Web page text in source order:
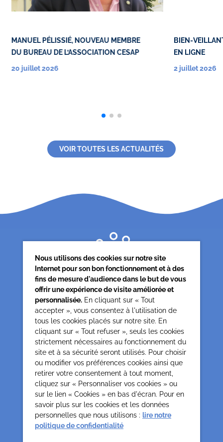
MANUEL PÉLISSIÉ, NOUVEAU MEMBRE
DU BUREAU DE L’ASSOCIATION CESAP
20 juillet 2026
BIEN-
EN LIGNE
2 juillet 2026
VOIR TOUTES LES ACTUALITÉS
Siège associatif
62 rue de la glacière
75013 Paris
0142850804
contact@cesap.asso.fr
Cesap Formation
formation@cesap.asso.fr
01 53 20 68 58
Mentions Légales
Nous utilisons des cookies sur notre site
Internet pour son bon fonctionnement et à des
fins de mesure d'audience dans le but de vous
offrir une expérience de visite améliorée et
personnalisée. En cliquant sur « Tout
accepter », vous consentez à l'utilisation de
tous les cookies placés sur notre site. En
cliquant sur « Tout refuser », seuls les cookies
strictement nécessaires au fonctionnement du
site et à sa sécurité seront utilisés. Pour choisir
ou modifier vos préférences cookies ainsi que
retirer votre consentement à tout moment,
cliquez sur « Personnaliser vos cookies » ou
sur le lien « Cookies » en bas d'écran. Pour en
savoir plus sur les cookies et les données
personnelles que nous utilisons : lire notre
politique de confidentialité